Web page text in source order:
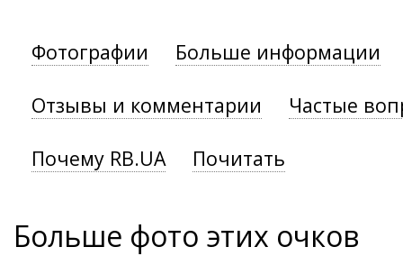
Фотографии Больше информации
Отзывы и комментарии Частые
Почему RB.UA Почитать
Больше фото этих очков